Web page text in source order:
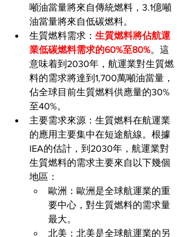
噸油當量將來自傳統燃料，3.1億噸
油當量將來自低碳燃料。
生質燃料需求： 生質燃料將佔航運
業低碳燃料需求的60%至80%。這
意味着到2030年，航運業對生質燃
料的需求將達到1,700萬噸油當量，
佔全球目前生質燃料供應量的30%
至40%。
主要需求來源：生質燃料在航運業
的應用主要集中在短途航線。根據
IEA的估計，到2030年，航運業對
生質燃料的需求主要來自以下幾個
地區：
歐洲：歐洲是全球航運業的重
要中心，對生質燃料的需求量
最大。
北美：北美是全球航運業的另